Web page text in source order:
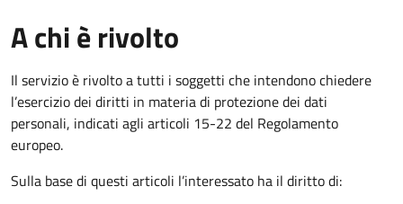
A chi è rivolto
Il servizio è rivolto a tutti i soggetti che intendono chiedere
l’esercizio dei diritti in materia di protezione dei dati
personali, indicati agli articoli 15-22 del Regolamento
europeo.
Sulla base di questi articoli l’interessato ha il diritto di: